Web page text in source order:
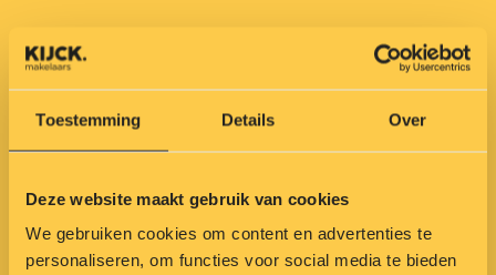
Toestemming Details Over
Deze website maakt gebruik van cookies
We gebruiken cookies om content en advertenties te
personaliseren, om functies voor social media te bieden
Wij staan klaar